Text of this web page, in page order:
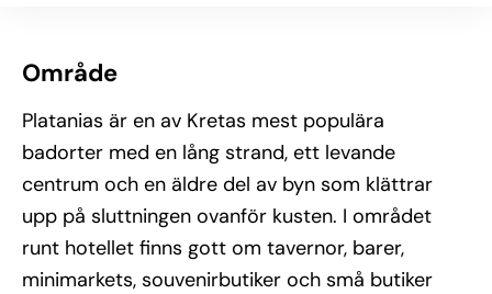
Område
Platanias är en av Kretas mest populära
badorter med en lång strand, ett levande
centrum och en äldre del av byn som klättrar
upp på sluttningen ovanför kusten. I området
runt hotellet finns gott om tavernor, barer,
minimarkets, souvenirbutiker och små butiker